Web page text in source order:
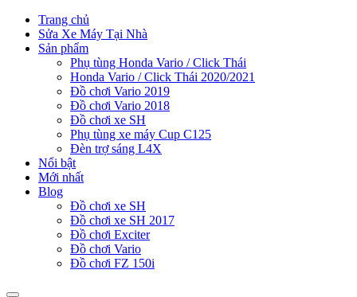
Trang chủ
Sửa Xe Máy Tại Nhà
Sản phẩm
Phụ tùng Honda Vario / Click Thái
Honda Vario / Click Thái 2020/2021
Đồ chơi Vario 2019
Đồ chơi Vario 2018
Đồ chơi xe SH
Phụ tùng xe máy Cup C125
Đèn trợ sáng L4X
Nổi bật
Mới nhất
Blog
Đồ chơi xe SH
Đồ chơi xe SH 2017
Đồ chơi Exciter
Đồ chơi Vario
Đồ chơi FZ 150i